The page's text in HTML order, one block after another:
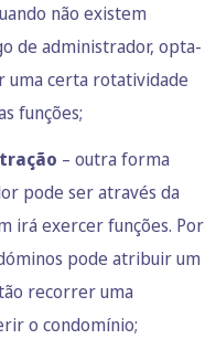
não existem
de administrador, opta-
uma certa rotatividade
funções;
– outra forma
pode ser através da
irá exercer funções. Por
pode atribuir um
recorrer uma
o condomínio;